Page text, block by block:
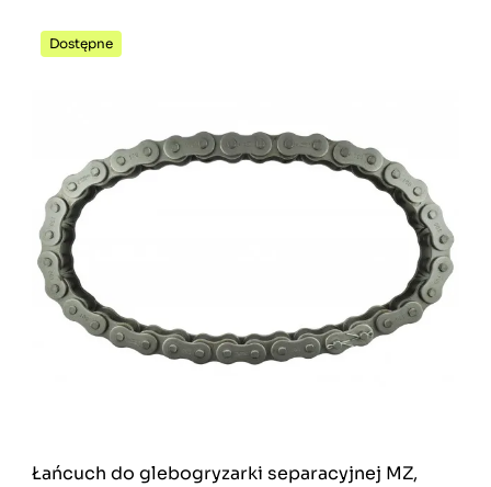
Dostępne
Łańcuch do glebogryzarki separacyjnej MZ,